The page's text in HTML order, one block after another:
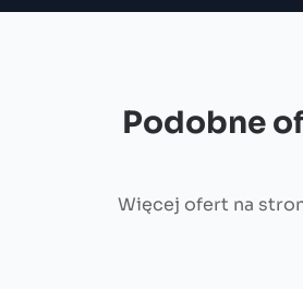
Podobne
Więcej ofert na